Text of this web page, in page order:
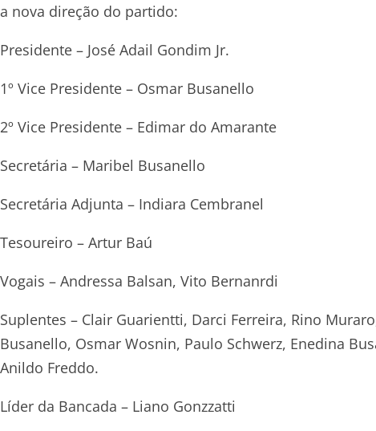
a nova direção do partido:
Presidente – José Adail Gondim Jr.
1º Vice Presidente – Osmar Busanello
2º Vice Presidente – Edimar do Amarante
Secretária – Maribel Busanello
Secretária Adjunta – Indiara Cembranel
Tesoureiro – Artur Baú
Vogais – Andressa Balsan, Vito Bernanrdi
Suplentes – Clair Guarientti, Darci Ferreira, Rino
Busanello, Osmar Wosnin, Paulo Schwerz, Enedina
Anildo Freddo.
Líder da Bancada – Liano Gonzzatti